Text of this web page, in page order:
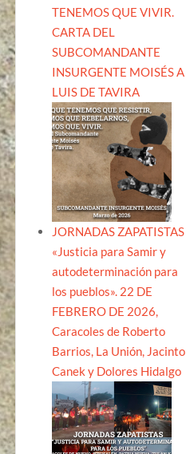
TENEMOS QUE VIVIR.
CARTA DEL
SUBCOMANDANTE
INSURGENTE MOISÉS A
LUIS DE TAVIRA
JORNADAS ZAPATISTAS
«Justicia para Samir y
autodeterminación para
los pueblos». 22 DE
FEBRERO DE 2026,
Caracoles de Roberto
Barrios, La Unión, Jacinto
Canek y Dolores Hidalgo